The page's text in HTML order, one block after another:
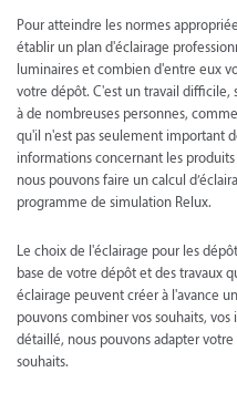
Pour atteindre les normes
établir un plan d'éclairage
luminaires et combien d'entre eux
votre dépôt. C'est un travail
à de nombreuses personnes,
qu'il n'est pas seulement important
informations concernant les
nous pouvons faire un calcul
programme de simulation Relux.
Le choix de l'éclairage pour les
base de votre dépôt et des travaux
éclairage peuvent créer à l'avance
pouvons combiner vos souhaits,
détaillé, nous pouvons adapter
souhaits.